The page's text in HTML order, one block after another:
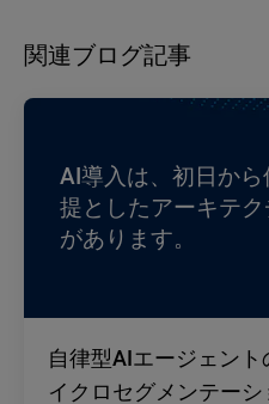
関連ブログ記事
AI導入は、初日か
提としたアーキテ
があります。
自律型AIエージェン
イクロセグメンテーシ